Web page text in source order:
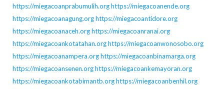
https://miegacoanprabumulih.orghttps://miegacoanende.org
https://miegacoanagung.orghttps://miegacoantidore.org
https://miegacoanaceh.orghttps://miegacoanranai.org
https://miegacoankotatahan.orghttps://miegacoanwonosobo.org
https://miegacoanampera.orghttps://miegacoanbinamarga.org
https://miegacoansenen.orghttps://miegacoankemayoran.org
https://miegacoankotabimantb.orghttps://miegacoanbenhil.org